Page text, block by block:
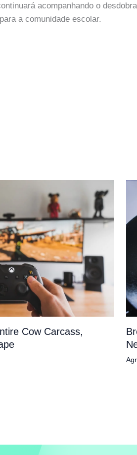
acompanhando o
a comunidade escolar.
Cow Carcass,